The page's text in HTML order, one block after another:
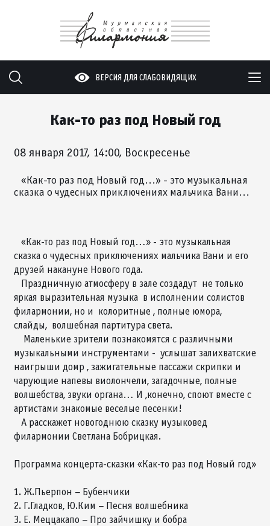
ВЕРСИЯ ДЛЯ СЛАБОВИДЯЩИХ
Как-то раз под Новый год
08 января 2017, 14:00, Воскресенье
«Как-то раз под Новый год…» - это музыкальная
сказка о чудесных приключениях мальчика Вани…
«Как-то раз под Новый год…» - это музыкальная
сказка о чудесных приключениях мальчика Вани и его
друзей накануне Нового года.
Праздничную атмосферу в зале создадут не только
яркая выразительная музыка в исполнении солистов
филармонии, но и колоритные , полные юмора,
слайды, волшебная партитура света.
Маленькие зрители познакомятся с различными
музыкальными инструментами - услышат залихватские
наигрыши домр , зажигательные пассажи скрипки и
чарующие напевы виолончели, загадочные, полные
волшебства, звуки органа… И ,конечно, споют вместе с
артистами знакомые веселые песенки!
А расскажет новогоднюю сказку музыковед
филармонии Светлана Бобрицкая.
Программа концерта-сказки «Как-то раз под Новый год»
1. Ж.Пьерпон – Бубенчики
2. Г.Гладков, Ю.Ким – Песня волшебника
3. Е. Меццакапо – Про зайчишку и бобра